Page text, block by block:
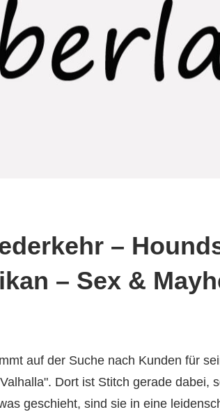
–
– Sex &
auf der Suche nach Kunden für
Dort ist Stitch gerade dabei,
geschieht, sind sie in eine